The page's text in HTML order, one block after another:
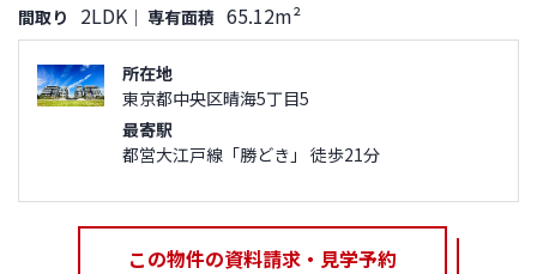
間取り 2LDK ｜ 専有面積 65.12m²
所在地
東京都中央区晴海5丁目5
最寄駅
都営大江戸線「勝どき」 徒歩21分
この物件の資料請求・見学予約